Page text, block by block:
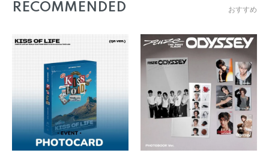
RECOMMENDED おすすめ